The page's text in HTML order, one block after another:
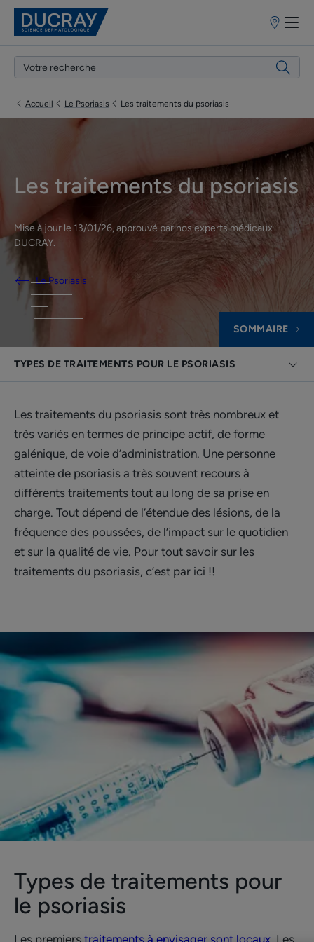
Points
vente
Accueil Le Psoriasis Les traitements du psoriasis
Les traitements du psoriasis
Mise à jour le 13/01/26, approuvé parnos experts médicaux
DUCRAY.
Le Psoriasis
SOMMAIRE
TYPES DE TRAITEMENTS POUR LE PSORIASIS
Les traitements du psoriasis sont très nombreux et
très variés en termes de principe actif, de forme
galénique, de voie d’administration. Une personne
atteinte de psoriasis a très souvent recours à
différents traitements tout au long de sa prise en
charge. Tout dépend de l’étendue des lésions, de la
fréquence des poussées, de l’impact sur le quotidien
et sur la qualité de vie. Pour tout savoir sur les
traitements du psoriasis, c’est par ici !!
Types de traitements pour
le psoriasis